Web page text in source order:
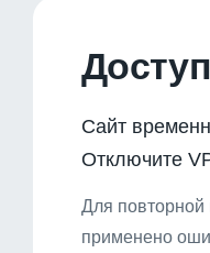
Сайт
Отключите
Для повторной
применено